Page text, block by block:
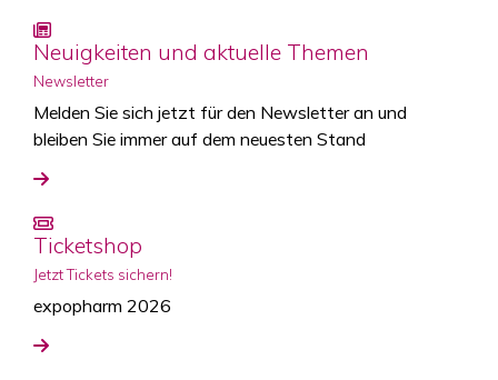
Neuigkeiten und aktuelle Themen
Newsletter
Melden Sie sich jetzt für den Newsletter an und
bleiben Sie immer auf dem neuesten Stand
Ticketshop
Jetzt Tickets sichern!
expopharm 2026